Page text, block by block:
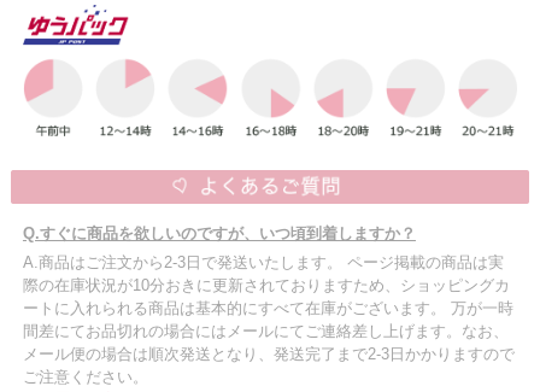
Q.すぐに商品を欲しいのですが、いつ頃到着しますか？
A.商品はご注文から2-3日で発送いたします。 ページ掲載の商品は実
際の在庫状況が10分おきに更新されておりますため、ショッピングカ
ートに入れられる商品は基本的にすべて在庫がございます。 万が一時
間差にてお品切れの場合にはメールにてご連絡差し上げます。なお、
メール便の場合は順次発送となり、発送完了まで2-3日かかりますので
ご注意ください。